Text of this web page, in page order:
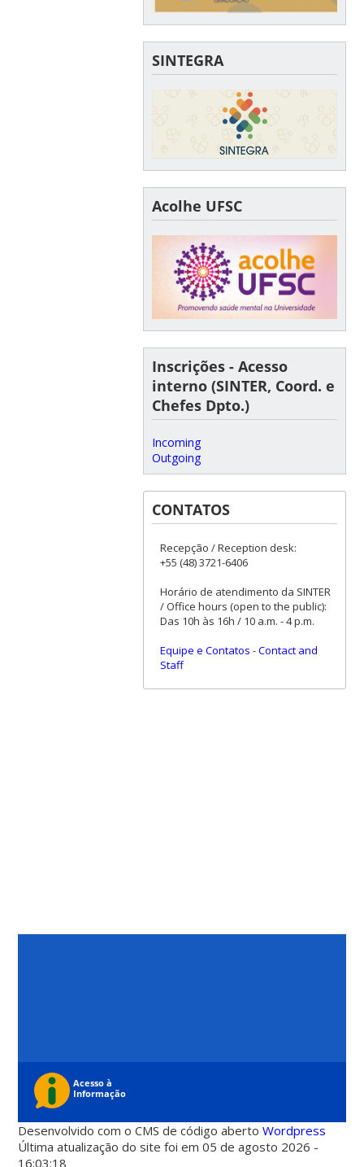
SINTEGRA
Acolhe UFSC
Inscrições - Acesso
interno (SINTER, Coord. e
Chefes Dpto.)
Incoming
Outgoing
CONTATOS
Recepção / Reception desk:
+55 (48) 3721-6406
Horário de atendimento da SINTER
/ Office hours (open to the public):
Das 10h às 16h / 10 a.m. - 4 p.m.
Equipe e Contatos -Contact and
Staff
Desenvolvido com o CMS de código abertoWordpress
Última atualização do site foi em 05 de agosto 2026 -
16:03:18